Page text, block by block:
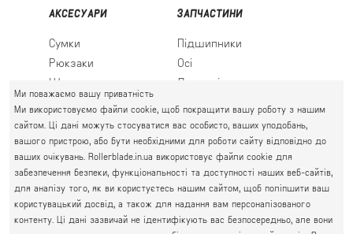
АКСЕСУАРИ
Сумки
Рюкзаки
Шкарпетки
ЗАПЧАСТИНИ
Підшипники
Осі
Льодові леза
ПРАВИЙ БЕРЕГ
Святошин, Житомирська, Академмістечко
М. КИЇВ, ВУЛ. АКАДЕМІКА КРИМСЬКОГО, 4А
ГРАФІК РОБОТИ:
пн.-пт. 10.00 - 19.00
063 777-59-79
067 111-01-47
Ми поважаємо вашу приватність
Ми використовуємо файли cookie, щоб покращити вашу роботу з нашим
сайтом. Ці дані можуть стосуватися вас особисто, ваших уподобань,
вашого пристрою, або бути необхідними для роботи сайту відповідно до
ваших очікувань. Rollerblade.in.ua використовує файли cookie для
забезпечення безпеки, функціональності та доступності наших веб-сайтів,
для аналізу того, як ви користуєтесь нашим сайтом, щоб поліпшити ваш
користувацький досвід, а також для надання вам персоналізованого
контенту. Ці дані зазвичай не ідентифікують вас безпосередньо, але вони